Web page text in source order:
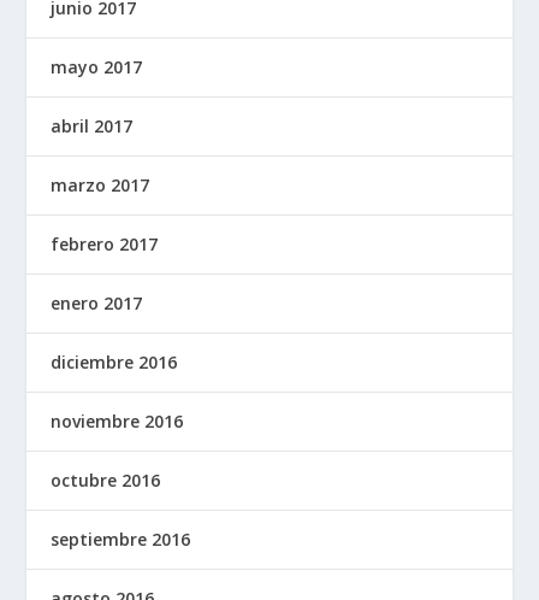
junio 2017
mayo 2017
abril 2017
marzo 2017
febrero 2017
enero 2017
diciembre 2016
noviembre 2016
octubre 2016
septiembre 2016